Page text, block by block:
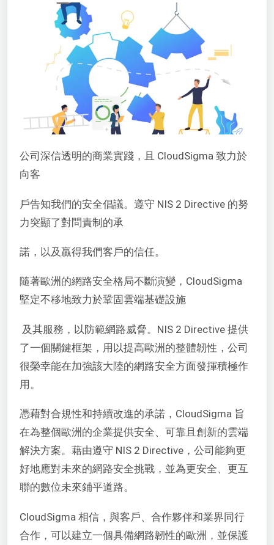
公司深信透明的商業實踐，且 CloudSigma 致力於
向客
戶告知我們的安全倡議。遵守 NIS 2 Directive 的努
力突顯了對問責制的承
諾，以及贏得我們客戶的信任。
隨著歐洲的網路安全格局不斷演變，CloudSigma
堅定不移地致力於鞏固雲端基礎設施
及其服務，以防範網路威脅。NIS 2 Directive 提供
了一個關鍵框架，用以提高歐洲的整體韌性，公司
很榮幸能在加強該大陸的網路安全方面發揮積極作
用。
憑藉對合規性和持續改進的承諾，CloudSigma 旨
在為整個歐洲的企業提供安全、可靠且創新的雲端
解決方案。藉由遵守 NIS 2 Directive，公司能夠更
好地應對未來的網路安全挑戰，並為更安全、更互
聯的數位未來鋪平道路。
CloudSigma 相信，與客戶、合作夥伴和業界同行
合作，可以建立一個具備網路韌性的歐洲，並保護